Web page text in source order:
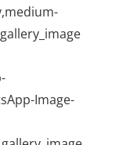
Image-